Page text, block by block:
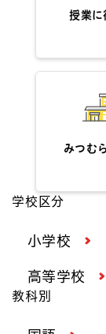
授業に
みつむ
学校区分
小学校
高等学校
教科別